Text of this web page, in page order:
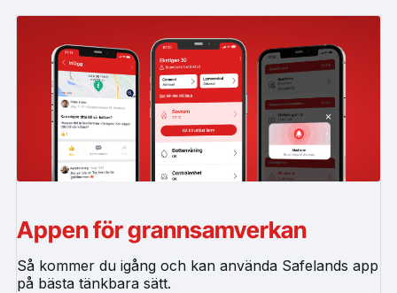
Appen för grannsamverkan
Så kommer du igång och kan använda Safelands app
på bästa tänkbara sätt.